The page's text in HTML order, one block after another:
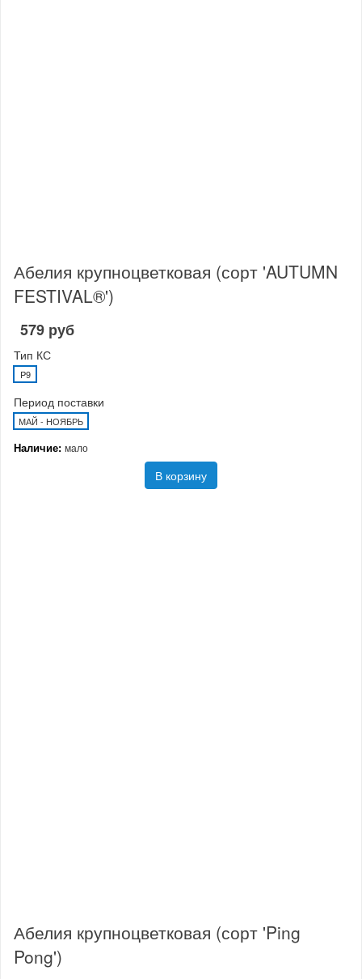
Абелия крупноцветковая (сорт 'AUTUMN
FESTIVAL®')
579 руб
Тип КС
P9
Период поставки
МАЙ - НОЯБРЬ
Наличие: мало
В корзину
Абелия крупноцветковая (сорт 'Ping
Pong')